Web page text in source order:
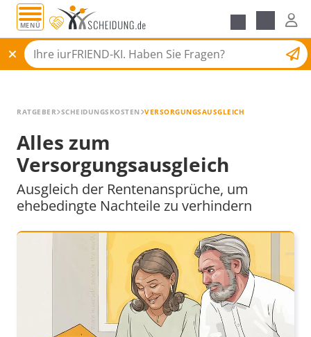
MENÜ
Scheidungsantrag
Alle Ratgeber
RATGEBER SCHEIDUNGSKOSTEN VERSORGUNGSAUSGLEICH
Alles zum
Versorgungsausgleich
Ausgleich der Rentenansprüche, um
ehebedingte Nachteile zu verhindern